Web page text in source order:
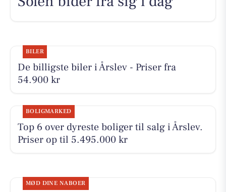
BILER
De billigste biler i Årslev - Priser fra
54.900 kr
BOLIGMARKED
Top 6 over dyreste boliger til salg i Årslev.
Priser op til 5.495.000 kr
MØD DINE NABOER